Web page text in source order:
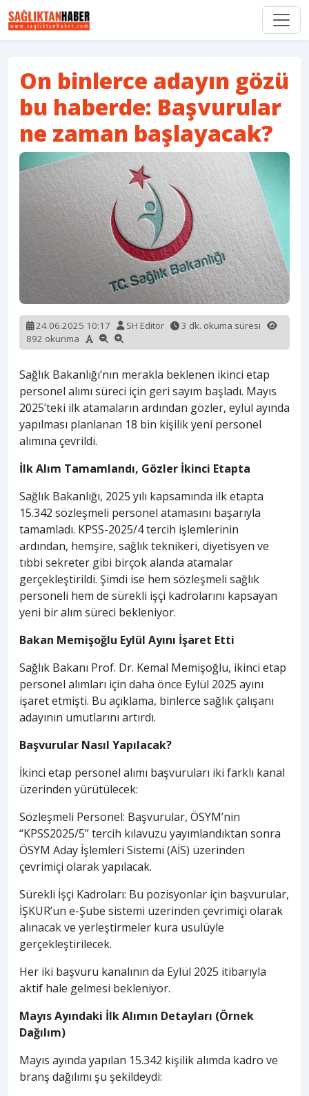
On binlerce adayın gözü
bu haberde: Başvurular
ne zaman başlayacak?
24.06.2025 10:17 SH Editör
3 dk. okuma süresi
892 okunma
Sağlık Bakanlığı’nın merakla beklenen ikinci etap
personel alımı süreci için geri sayım başladı. Mayıs
2025’teki ilk atamaların ardından gözler, eylül ayında
yapılması planlanan 18 bin kişilik yeni personel
alımına çevrildi.
İlk Alım Tamamlandı, Gözler İkinci Etapta
Sağlık Bakanlığı, 2025 yılı kapsamında ilk etapta
15.342 sözleşmeli personel atamasını başarıyla
tamamladı. KPSS-2025/4 tercih işlemlerinin
ardından, hemşire, sağlık teknikeri, diyetisyen ve
tıbbi sekreter gibi birçok alanda atamalar
gerçekleştirildi. Şimdi ise hem sözleşmeli sağlık
personeli hem de sürekli işçi kadrolarını kapsayan
yeni bir alım süreci bekleniyor.
Bakan Memişoğlu Eylül Ayını İşaret Etti
Sağlık Bakanı Prof. Dr. Kemal Memişoğlu, ikinci etap
personel alımları için daha önce Eylül 2025 ayını
işaret etmişti. Bu açıklama, binlerce sağlık çalışanı
adayının umutlarını artırdı.
Başvurular Nasıl Yapılacak?
İkinci etap personel alımı başvuruları iki farklı kanal
üzerinden yürütülecek:
Sözleşmeli Personel: Başvurular, ÖSYM’nin
“KPSS2025/5” tercih kılavuzu yayımlandıktan sonra
ÖSYM Aday İşlemleri Sistemi (AİS) üzerinden
çevrimiçi olarak yapılacak.
Sürekli İşçi Kadroları: Bu pozisyonlar için başvurular,
İŞKUR’un e-Şube sistemi üzerinden çevrimiçi olarak
alınacak ve yerleştirmeler kura usulüyle
gerçekleştirilecek.
Her iki başvuru kanalının da Eylül 2025 itibarıyla
aktif hale gelmesi bekleniyor.
Mayıs Ayındaki İlk Alımın Detayları (Örnek
Dağılım)
Mayıs ayında yapılan 15.342 kişilik alımda kadro ve
branş dağılımı şu şekildeydi: